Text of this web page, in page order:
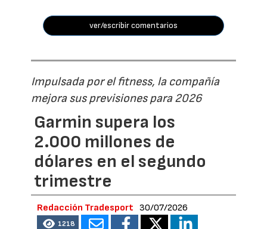
ver/escribir comentarios
Impulsada por el fitness, la compañía
mejora sus previsiones para 2026
Garmin supera los
2.000 millones de
dólares en el segundo
trimestre
Redacción Tradesport 30/07/2026
1218